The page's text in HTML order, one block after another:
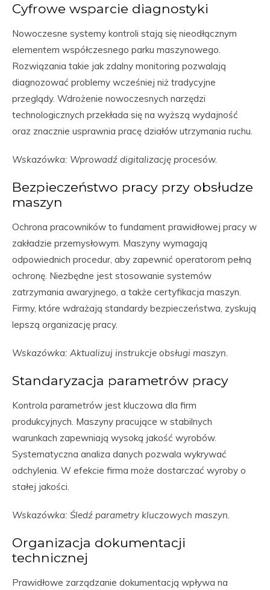
Cyfrowe wsparcie diagnostyki
Nowoczesne systemy kontroli stają się nieodłącznym
elementem współczesnego parku maszynowego.
Rozwiązania takie jak zdalny monitoring pozwalają
diagnozować problemy wcześniej niż tradycyjne
przeglądy. Wdrożenie nowoczesnych narzędzi
technologicznych przekłada się na wyższą wydajność
oraz znacznie usprawnia pracę działów utrzymania ruchu.
Wskazówka: Wprowadź digitalizację procesów.
Bezpieczeństwo pracy przy obsłudze
maszyn
Ochrona pracowników to fundament prawidłowej pracy w
zakładzie przemysłowym. Maszyny wymagają
odpowiednich procedur, aby zapewnić operatorom pełną
ochronę. Niezbędne jest stosowanie systemów
zatrzymania awaryjnego, a także certyfikacja maszyn.
Firmy, które wdrażają standardy bezpieczeństwa, zyskują
lepszą organizację pracy.
Wskazówka: Aktualizuj instrukcje obsługi maszyn.
Standaryzacja parametrów pracy
Kontrola parametrów jest kluczowa dla firm
produkcyjnych. Maszyny pracujące w stabilnych
warunkach zapewniają wysoką jakość wyrobów.
Systematyczna analiza danych pozwala wykrywać
odchylenia. W efekcie firma może dostarczać wyroby o
stałej jakości.
Wskazówka: Śledź parametry kluczowych maszyn.
Organizacja dokumentacji
technicznej
Prawidłowe zarządzanie dokumentacją wpływa na